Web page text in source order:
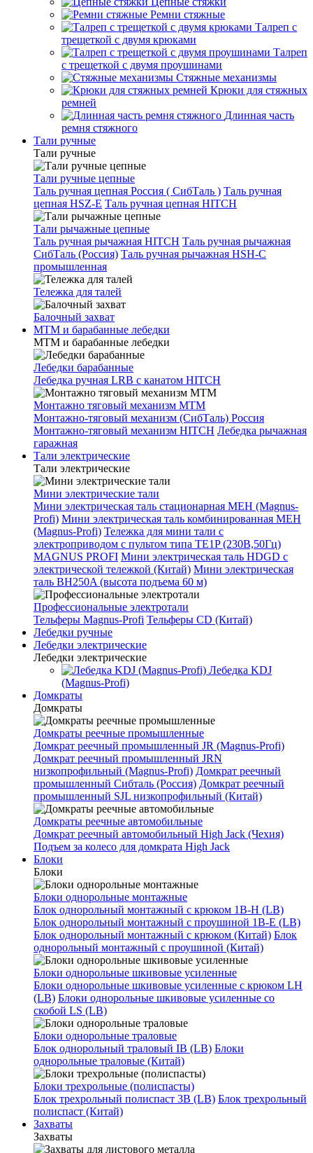
Ремни стяжные
Талреп с
трещеткой с двумя крюками
Талреп
с трещеткой с двумя проушинами
Стяжные механизмы
Крюки для стяжных
ремней
Длинная часть
ремня стяжного
Тали ручные
Тали ручные
Тали ручные цепные
Таль ручная цепная Россия ( СибТаль ) Таль ручная
цепная HSZ-E Таль ручная цепная HITCH
Тали рычажные цепные
Таль ручная рычажная HITCH Таль ручная рычажная
СибТаль (Россия) Таль ручная рычажная HSH-C
промышленная
Тележка для талей
Балочный захват
МТМ и барабанные лебедки
МТМ и барабанные лебедки
Лебедки барабанные
Лебедка ручная LRB с канатом HITCH
Монтажно тяговый механизм МТМ
Монтажно-тяговый механизм (СибТаль) Россия
Монтажно-тяговый механизм HITCH Лебедка рычажная
гаражная
Тали электрические
Тали электрические
Мини электрические тали
Мини электрическая таль стационарная МЕН (Magnus-
Profi) Мини электрическая таль комбинированная МЕН
(Magnus-Profi) Тележка для мини тали с
электроприводом с пультом типа TE1P (230В,50Гц)
MAGNUS PROFI Мини электрическая таль HDGD с
электрической тележкой (Китай) Мини электрическая
таль BH250A (высота подъема 60 м)
Профессиональные электротали
Тельферы Magnus-Profi Тельферы CD (Китай)
Лебедки ручные
Лебедки электрические
Лебедки электрические
Лебедка KDJ
(Magnus-Profi)
Домкраты
Домкраты
Домкраты реечные промышленные
Домкрат реечный промышленный JR (Magnus-Profi)
Домкрат реечный промышленный JRN
низкопрофильный (Magnus-Profi) Домкрат реечный
промышленный Сибталь (Россия) Домкрат реечный
промышленный SJL низкопрофильный (Китай)
Домкраты реечные автомобильные
Домкрат реечный автомобильный High Jack (Чехия)
Подъем за колесо для домкрата High Jack
Блоки
Блоки
Блоки однорольные монтажные
Блок однорольный монтажный с крюком 1B-H (LB)
Блок однорольный монтажный с проушиной 1B-E (LB)
Блок однорольный монтажный с крюком (Китай) Блок
однорольный монтажный с проушиной (Китай)
Блоки однорольные шкивовые усиленные
Блоки однорольные шкивовые усиленные с крюком LH
(LB) Блоки однорольные шкивовые усиленные со
скобой LS (LB)
Блоки однорольные траловые
Блок однорольный траловый IB (LB) Блоки
однорольные траловые (Китай)
Блоки трехрольные (полиспасты)
Блок трехрольный полиспаст 3B (LB) Блок трехрольный
полиспаст (Китай)
Захваты
Захваты